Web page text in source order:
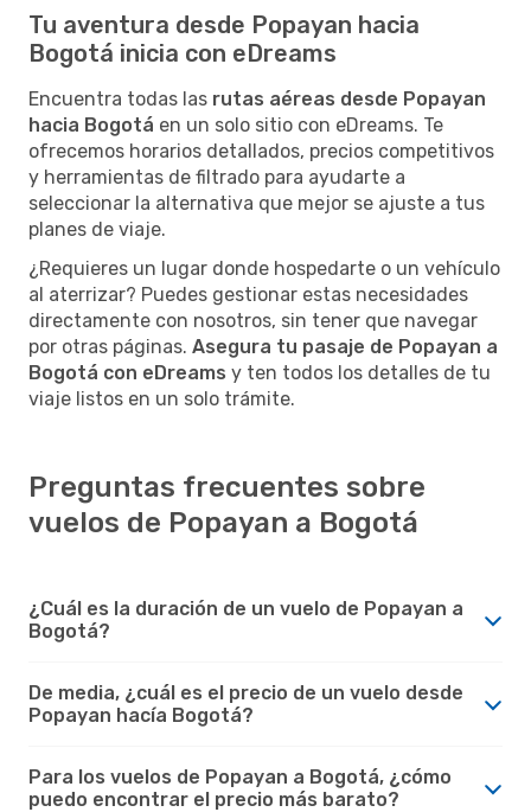
Tu aventura desde Popayan hacia
Bogotá inicia con eDreams
Encuentra todas las rutas aéreas desde Popayan
hacia Bogotá en un solo sitio con eDreams. Te
ofrecemos horarios detallados, precios competitivos
y herramientas de filtrado para ayudarte a
seleccionar la alternativa que mejor se ajuste a tus
planes de viaje.
¿Requieres un lugar donde hospedarte o un vehículo
al aterrizar? Puedes gestionar estas necesidades
directamente con nosotros, sin tener que navegar
por otras páginas. Asegura tu pasaje de Popayan a
Bogotá con eDreams y ten todos los detalles de tu
viaje listos en un solo trámite.
Preguntas frecuentes sobre
vuelos de Popayan a Bogotá
¿Cuál es la duración de un vuelo de Popayan a
Bogotá?
De media, ¿cuál es el precio de un vuelo desde
Popayan hacía Bogotá?
Para los vuelos de Popayan a Bogotá, ¿cómo
puedo encontrar el precio más barato?